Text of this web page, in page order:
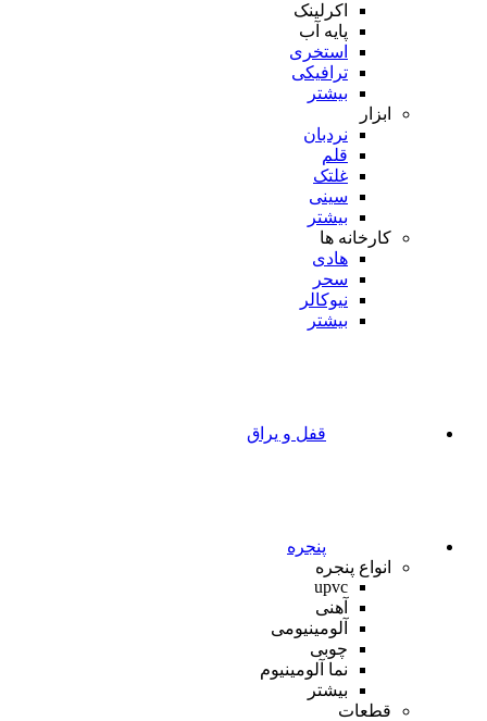
اکرلینک
پایه آب
استخری
ترافیکی
بیشتر
ابزار
نردبان
قلم
غلتک
سینی
بیشتر
کارخانه ها
هادی
سحر
نیوکالر
بیشتر
قفل و یراق
پنجره
انواع پنجره
upvc
آهنی
آلومینیومی
چوبی
نما آلومینیوم
بیشتر
قطعات